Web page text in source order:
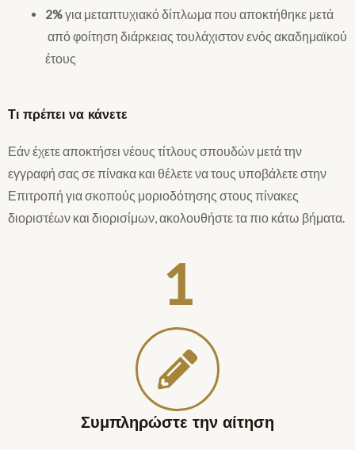
2%για μεταπτυχιακό δίπλωμα που αποκτήθηκε μετά
από φοίτηση διάρκειας τουλάχιστον ενός ακαδημαϊκού
έτους
Τι πρέπει να κάνετε
Εάν έχετε αποκτήσει νέους τίτλους σπουδών μετά την
εγγραφή σας σε πίνακα και θέλετε να τους υποβάλετε στην
Επιτροπή για σκοπούς μοριοδότησης στους πίνακες
διοριστέων και διορισίμων, ακολουθήστε τα πιο κάτω βήματα.
1
Συμπληρώστε την αίτηση